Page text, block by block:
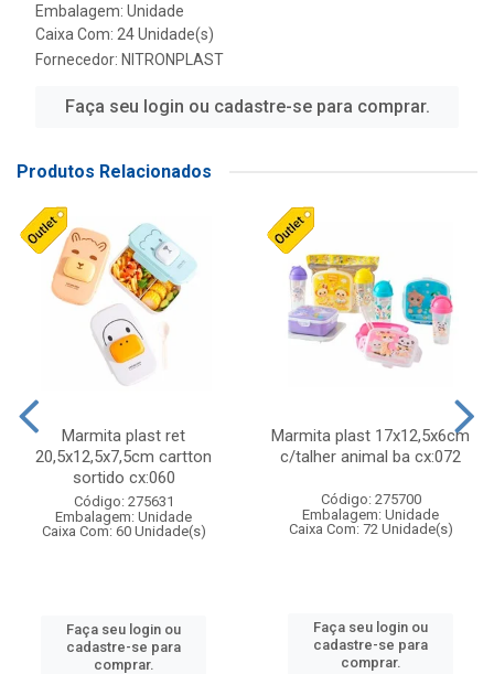
Embalagem: Unidade
Caixa Com: 24 Unidade(s)
Fornecedor: NITRONPLAST
Faça seu login ou cadastre-se para comprar.
Produtos Relacionados
Marmita plast ret
20,5x12,5x7,5cm cartton
sortido cx:060
Código: 275631
Embalagem: Unidade
Caixa Com: 60 Unidade(s)
Faça seu login ou
cadastre-se para
comprar.
Marmita plast 17x12,5x6cm
c/talher animal ba cx:072
Código: 275700
Embalagem: Unidade
Caixa Com: 72 Unidade(s)
Faça seu login ou
cadastre-se para
comprar.